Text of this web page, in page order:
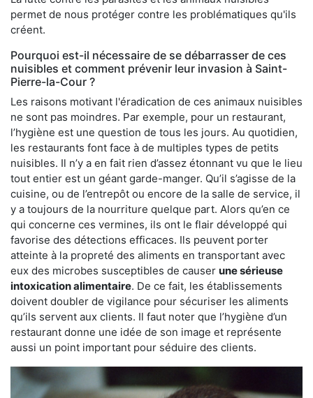
permet de nous protéger contre les problématiques qu'ils
créent.
Pourquoi est-il nécessaire de se débarrasser de ces
nuisibles et comment prévenir leur invasion à Saint-
Pierre-la-Cour ?
Les raisons motivant l'éradication de ces animaux nuisibles
ne sont pas moindres. Par exemple, pour un restaurant,
l’hygiène est une question de tous les jours. Au quotidien,
les restaurants font face à de multiples types de petits
nuisibles. Il n’y a en fait rien d’assez étonnant vu que le lieu
tout entier est un géant garde-manger. Qu’il s’agisse de la
cuisine, ou de l’entrepôt ou encore de la salle de service, il
y a toujours de la nourriture quelque part. Alors qu’en ce
qui concerne ces vermines, ils ont le flair développé qui
favorise des détections efficaces. Ils peuvent porter
atteinte à la propreté des aliments en transportant avec
eux des microbes susceptibles de causer une sérieuse
intoxication alimentaire. De ce fait, les établissements
doivent doubler de vigilance pour sécuriser les aliments
qu’ils servent aux clients. Il faut noter que l’hygiène d’un
restaurant donne une idée de son image et représente
aussi un point important pour séduire des clients.